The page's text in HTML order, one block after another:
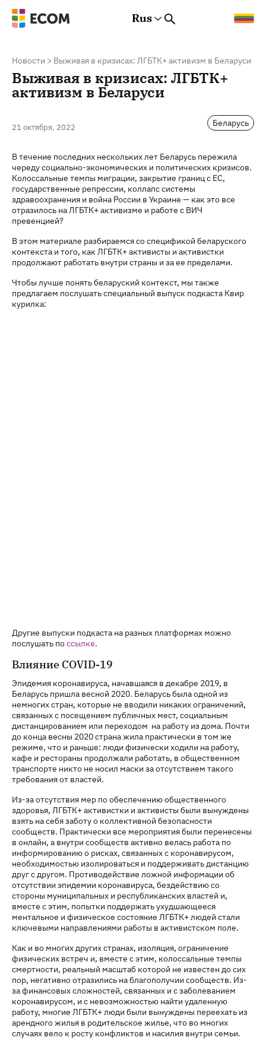
Rus
Новости > Выживая в кризисах: ЛГБТК+ активизм в Беларуси
Выживая в кризисах: ЛГБТК+
активизм в Беларуси
21 октября, 2022 Беларусь
В течение последних нескольких лет Беларусь пережила
череду социально-экономических и политических кризисов.
Колоссальные темпы миграции, закрытие границ с ЕС,
государственные репрессии, коллапс системы
здравоохранения и война России в Украине — как это все
отразилось на ЛГБТК+ активизме и работе с ВИЧ
превенцией?
В этом материале разбираемся со спецификой беларуского
контекста и того, как ЛГБТК+ активисты и активистки
продолжают работать внутри страны и за ее пределами.
Чтобы лучше понять беларуский контекст, мы также
предлагаем послушать специальный выпуск подкаста Квир
курилка:
Другие выпуски подкаста на разных платформах можно
послушать поссылке.
Влияние COVID-19
Эпидемия коронавируса, начавшаяся в декабре 2019, в
Беларусь пришла весной 2020. Беларусь была одной из
немногих стран, которые не вводили никаких ограничений,
связанных с посещением публичных мест, социальным
дистанцированием или переходом на работу из дома. Почти
до конца весны 2020 страна жила практически в том же
режиме, что и раньше: люди физически ходили на работу,
кафе и рестораны продолжали работать, в общественном
транспорте никто не носил маски за отсутствием такого
требования от властей.
Из-за отсутствия мер по обеспечению общественного
здоровья, ЛГБТК+ активистки и активисты были вынуждены
взять на себя заботу о коллективной безопасности
сообществ. Практически все мероприятия были перенесены
в онлайн, а внутри сообществ активно велась работа по
информированию о рисках, связанных с коронавирусом,
необходимостью изолироваться и поддерживать дистанцию
друг с другом. Противодействие ложной информации об
отсутствии эпидемии коронавируса, бездействию со
стороны муниципальных и республиканских властей и,
вместе с этим, попытки поддержать ухудшающееся
ментальное и физическое состояние ЛГБТК+ людей стали
ключевыми направлениями работы в активистском поле.
Как и во многих других странах, изоляция, ограничение
физических встреч и, вместе с этим, колоссальные темпы
смертности, реальный масштаб которой не известен до сих
пор, негативно отразились на благополучии сообществ. Из-
за финансовых сложностей, связанных и с заболеванием
коронавирусом, и с невозможностью найти удаленную
работу, многие ЛГБТК+ люди были вынуждены переехать из
арендного жилья в родительское жилье, что во многих
случаях вело к росту конфликтов и насилия внутри семьи.